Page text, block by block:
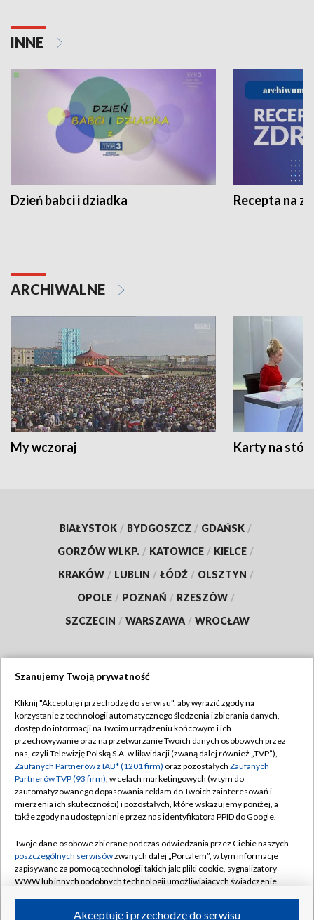
INNE
Dzień babci i dziadka Recepta na
ARCHIWALNE
My wczoraj Karty na
BIAŁYSTOK / BYDGOSZCZ / GDAŃSK /
GORZÓW WLKP. / KATOWICE / KIELCE /
KRAKÓW / LUBLIN / ŁÓDŹ / OLSZTYN /
OPOLE / POZNAŃ / RZESZÓW /
SZCZECIN / WARSZAWA / WROCŁAW
TVP
Abonament TVP
Emisja w TVP
Centrum informacji TVP
Naziemna Telewizja Cyfrowa
Rada Programowa
System NOS
Informacje o nadawcy
Regulamin TVP
Polityka prywatności
Moje zgody
Pomoc
Kontakt
Kanały
Szanujemy Twoją prywatność
Kliknij "Akceptuję i przechodzę do serwisu", aby wyrazić zgody na
korzystanie z technologii automatycznego śledzenia i zbierania danych,
dostęp do informacji na Twoim urządzeniu końcowym i ich
przechowywanie oraz na przetwarzanie Twoich danych osobowych przez
nas, czyli Telewizję Polską S.A. w likwidacji (zwaną dalej również „TVP”),
Zaufanych Partnerów z IAB* (1201 firm) oraz pozostałych Zaufanych
Partnerów TVP (93 firm), w celach marketingowych (w tym do
zautomatyzowanego dopasowania reklam do Twoich zainteresowań i
mierzenia ich skuteczności) i pozostałych, które wskazujemy poniżej, a
także zgody na udostępnianie przez nas identyfikatora PPID do Google.
Twoje dane osobowe zbierane podczas odwiedzania przez Ciebie naszych
poszczególnych serwisówzwanych dalej „Portalem”, w tym informacje
zapisywane za pomocą technologii takich jak: pliki cookie, sygnalizatory
WWW lub innych podobnych technologii umożliwiających świadczenie
Akceptuję i przechodzę do serwisu